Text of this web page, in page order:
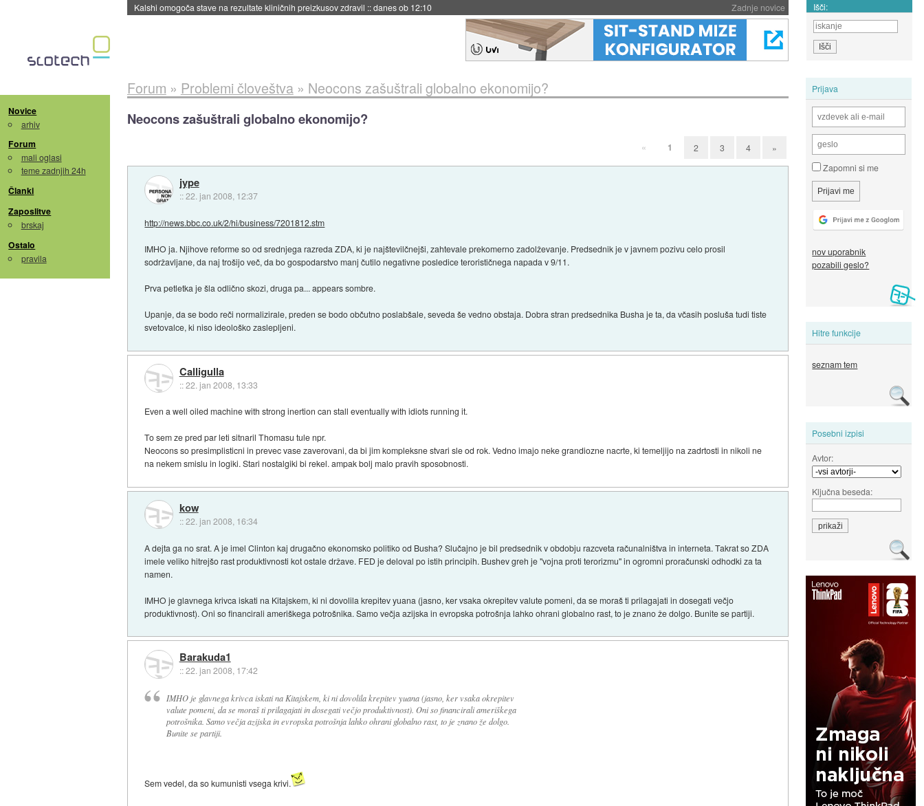
Zadnje novice
Sandisk že prodal več kot polovico SSD-jev za naslednji dve leti::danes ob 11:37 Išči:
Novice
arhiv
Forum
mali oglasi
teme zadnjih 24h
Članki
Zaposlitve
brskaj
Ostalo
pravila
Prijava
Zapomni si me
nov uporabnik
pozabili geslo?
Hitre funkcije
seznam tem
Posebni izpisi
Avtor:
Ključna beseda:
Forum » Problemi človeštva» Neocons zašuštrali globalno ekonomijo?
Neocons zašuštrali globalno ekonomijo?
« 1 2 3 4 »
jype
::22. jan 2008, 12:37
http://news.bbc.co.uk/2/hi/business/7201812.stm
IMHO ja. Njihove reforme so od srednjega razreda ZDA, ki je najštevilčnejši, zahtevale prekomerno zadolževanje. Predsednik je v javnem pozivu celo prosil
sodržavljane, da naj trošijo več, da bo gospodarstvo manj čutilo negativne posledice terorističnega napada v 9/11.
Prva petletka je šla odlično skozi, druga pa... appears sombre.
Upanje, da se bodo reči normalizirale, preden se bodo občutno poslabšale, seveda še vedno obstaja. Dobra stran predsednika Busha je ta, da včasih posluša tudi tiste
svetovalce, ki niso ideološko zaslepljeni.
Calligulla
::22. jan 2008, 13:33
Even a well oiled machine with strong inertion can stall eventually with idiots running it.
To sem ze pred par leti sitnaril Thomasu tule npr.
Neocons so presimplisticni in prevec vase zaverovani, da bi jim kompleksne stvari sle od rok. Vedno imajo neke grandiozne nacrte, ki temeljijo na zadrtosti in nikoli ne
na nekem smislu in logiki. Stari nostalgiki bi rekel. ampak bolj malo pravih sposobnosti.
kow
::22. jan 2008, 16:34
A dejta ga no srat. A je imel Clinton kaj drugačno ekonomsko politiko od Busha? Slučajno je bil predsednik v obdobju razcveta računalništva in interneta. Takrat so ZDA
imele veliko hitrejšo rast produktivnosti kot ostale države. FED je deloval po istih principih. Bushev greh je "vojna proti terorizmu" in ogromni proračunski odhodki za ta
namen.
IMHO je glavnega krivca iskati na Kitajskem, ki ni dovolila krepitev yuana (jasno, ker vsaka okrepitev valute pomeni, da se moraš ti prilagajati in dosegati večjo
produktivnost). Oni so financirali ameriškega potrošnika. Samo večja azijska in evropska potrošnja lahko ohrani globalno rast, to je znano že dolgo. Bunite se partiji.
Barakuda1
::22. jan 2008, 17:42
IMHO je glavnega krivca iskati na Kitajskem, ki ni dovolila krepitev yuana (jasno, ker vsaka okrepitev
valute pomeni, da se moraš ti prilagajati in dosegati večjo produktivnost). Oni so financirali ameriškega
potrošnika. Samo večja azijska in evropska potrošnja lahko ohrani globalno rast, to je znano že dolgo.
Bunite se partiji.
Sem vedel, da so kumunisti vsega krivi.